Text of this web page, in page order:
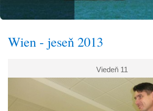
Wien - jeseň 2013
Viedeň 11